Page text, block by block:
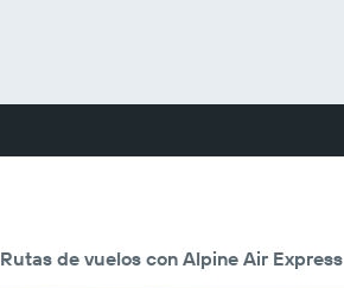
Rutas de vuelos con Alpine Air Express